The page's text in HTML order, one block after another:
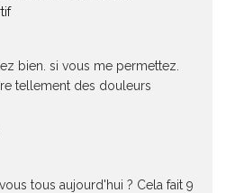
bien. si vous me permettez.
tellement des douleurs
tous aujourd'hui ? Cela fait 9